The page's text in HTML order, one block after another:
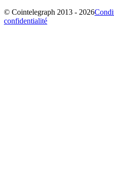
© Cointelegraph 2013 - 2026
confidentialité